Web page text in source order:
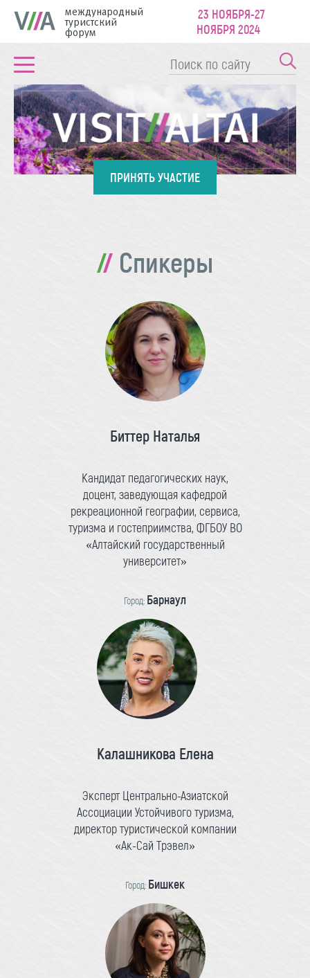
международный
туристский
форум
23 НОЯБРЯ-27
НОЯБРЯ 2024
ПРИНЯТЬ УЧАСТИЕ
Спикеры
Биттер Наталья
Кандидат педагогических наук,
доцент, заведующая кафедрой
рекреационной географии, сервиса,
туризма и гостеприимства, ФГБОУ ВО
«Алтайский государственный
университет»
Город: Барнаул
Калашникова Елена
Эксперт Центрально-Азиатской
Ассоциации Устойчивого туризма,
директор туристической компании
«Ак-Сай Трэвел»
Город: Бишкек